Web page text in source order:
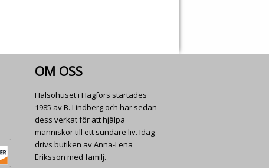
OM OSS
Hälsohuset i Hagfors startades
1985 av B. Lindberg och har sedan
dess verkat för att hjälpa
människor till ett sundare liv. Idag
drivs butiken av Anna-Lena
Eriksson med familj.